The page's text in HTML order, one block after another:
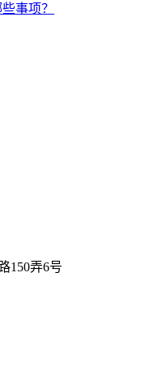
事项？
150弄6号